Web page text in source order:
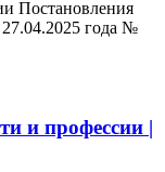
Постановления
года №
и профессии |